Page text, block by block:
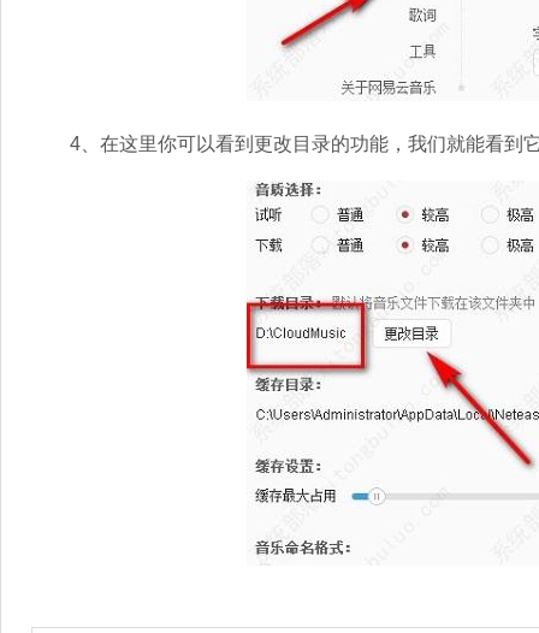
4、在这里你可以看到更改目录的功能，我们就能看到